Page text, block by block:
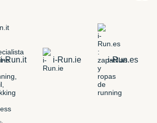
i-Run.it i-Run.ie i-Run.es